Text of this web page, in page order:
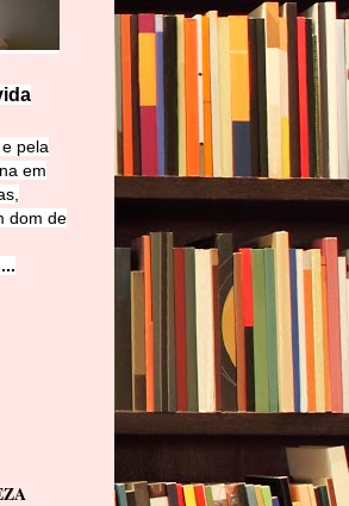
pela
em
dom de